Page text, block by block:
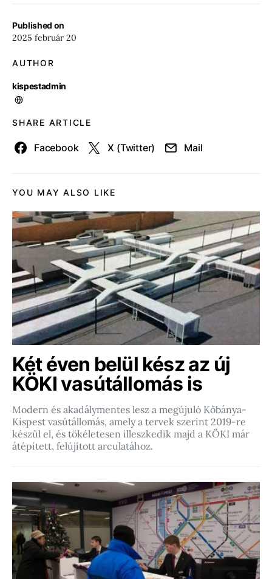
Published on
2025 február 20
AUTHOR
kispestadmin
SHARE ARTICLE
Facebook X (Twitter) Mail
YOU MAY ALSO LIKE
Két éven belül kész az új
KÖKI vasútállomás is
Modern és akadálymentes lesz a megújuló Kőbánya-
Kispest vasútállomás, amely a tervek szerint 2019-re
készül el, és tökéletesen illeszkedik majd a KÖKI már
átépített, felújított arculatához.